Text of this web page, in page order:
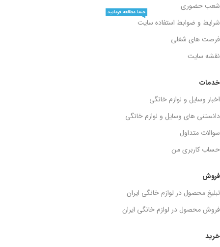
خرید
فروش
تبلیغ محصول در لوازم خانگی ایران
فروش محصول در لوازم خانگی ایران
خدمات
اخبار وسایل و لوازم خانگی
دانستنی های وسایل و لوازم خانگی
سوالات متداول
حساب کاربری من
شعب حضوری
شرایط و ضوابط استفاده سایت
حتما مطالعه فرمایید
فرصت های شغلی
نقشه سایت